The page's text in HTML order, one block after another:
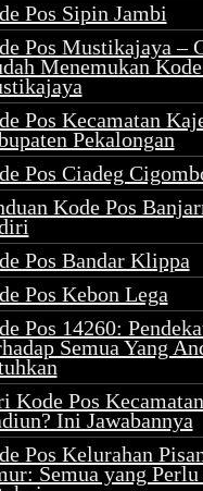
Pos Sipin Jambi
Pos Mustikajaya –
Menemukan
Pos Kecamatan
Pekalongan
Pos Ciadeg
Kode Pos
Pos Bandar Klippa
Pos Kebon Lega
Pos 14260:
Semua Yang
Kode Pos
Ini Jawabannya
Pos Kelurahan
Semua yang Perlu